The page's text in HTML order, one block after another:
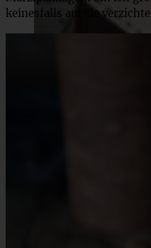
keinesfalls auf sie